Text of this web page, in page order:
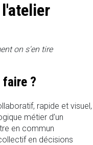
on s'en tire
faire ?
rapide et visuel,
métier d’un
en commun
en décisions